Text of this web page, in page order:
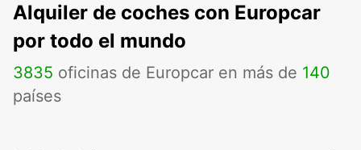
Alquiler de coches con Europcar
por todo el mundo
3835 oficinas de Europcar en más de 140
países